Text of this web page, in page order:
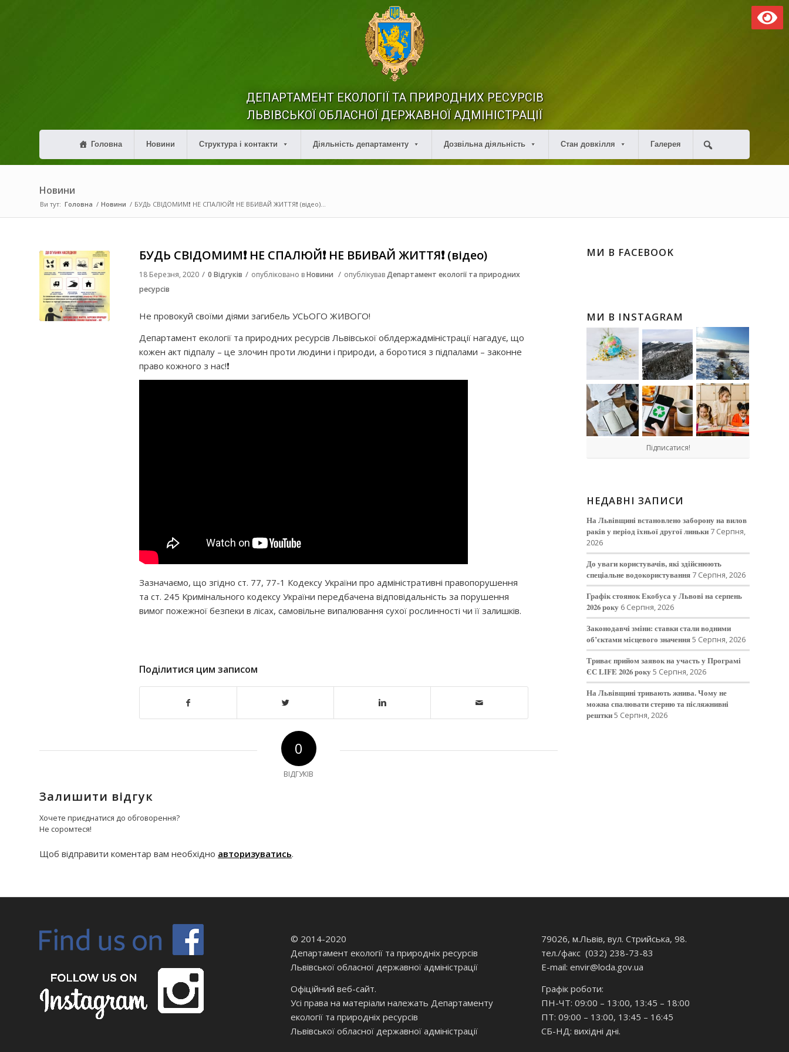
ДЕПАРТАМЕНТ ЕКОЛОГІЇ ТА ПРИРОДНИХ РЕСУРСІВ
ЛЬВІВСЬКОЇ ОБЛАСНОЇ ДЕРЖАВНОЇ АДМІНІСТРАЦІЇ
Головна Новини Структура і контакти Діяльність департаменту Дозвільна діяльність Стан довкілля Галерея
Новини
Ви тут: Головна / Новини / БУДЬ СВІДОМИМ❗️ НЕ СПАЛЮЙ❗️ НЕ ВБИВАЙ ЖИТТЯ❗️ (відео)...
БУДЬ СВІДОМИМ❗️ НЕ СПАЛЮЙ❗️ НЕ ВБИВАЙ ЖИТТЯ❗️ (відео)
18 Березня, 2020 / 0 Відгуків / опубліковано вНовини / опублікувавДепартамент екології та природних
ресурсів
Не провокуй своїми діями загибель УСЬОГО ЖИВОГО!
Департамент екології та природних ресурсів Львівської облдержадміністрації нагадує, що
кожен акт підпалу – це злочин проти людини і природи, а боротися з підпалами – законне
право кожного з нас!❗️
Зазначаємо, що згідно ст. 77, 77-1 Кодексу України про адміністративні правопорушення
та ст. 245 Кримінального кодексу України передбачена відповідальність за порушення
вимог пожежної безпеки в лісах, самовільне випалювання сухої рослинності чи її залишків.
Поділитися цим записом
0
ВІДГУКІВ
Залишити відгук
Хочете приєднатися до обговорення?
Не соромтеся!
Щоб відправити коментар вам необхідно авторизуватись.
МИ В FACEBOOK
МИ В INSTAGRAM
Підписатися!
НЕДАВНІ ЗАПИСИ
На Львівщині встановлено заборону на вилов
раків у період їхньої другої линьки 7 Серпня,
2026
До уваги користувачів, які здійснюють
спеціальне водокористування 7 Серпня, 2026
Графік стоянок Екобуса у Львові на серпень
2026 року 6 Серпня, 2026
Законодавчі зміни: ставки стали водними
об’єктами місцевого значення5 Серпня, 2026
Триває прийом заявок на участь у Програмі
ЄС LIFE 2026 року5 Серпня, 2026
На Львівщині тривають жнива. Чому не
можна спалювати стерню та післяжнивні
рештки5 Серпня, 2026
© 2014-2020
Департамент екології та природніх ресурсів
Львівської обласної державної адміністрації
Офіційний веб-сайт.
Усі права на матеріали належать Департаменту
екології та природніх ресурсів
Львівської обласної державної адміністрації
79026, м.Львів, вул. Стрийська, 98.
тел./факс (032) 238-73-83
E-mail: envir@loda.gov.ua
Графік роботи:
ПН-ЧТ: 09:00 – 13:00, 13:45 – 18:00
ПТ: 09:00 – 13:00, 13:45 – 16:45
СБ-НД: вихідні дні.